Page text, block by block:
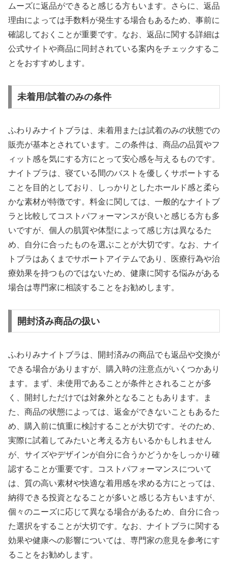
ムーズに返品ができると感じる方もいます。さらに、返品
理由によっては手数料が発生する場合もあるため、事前に
確認しておくことが重要です。なお、返品に関する詳細は
公式サイトや商品に同封されている案内をチェックするこ
とをおすすめします。
未着用/試着のみの条件
ふわりみナイトブラは、未着用または試着のみの状態での
販売が基本とされています。この条件は、商品の品質やフ
ィット感を気にする方にとって安心感を与えるものです。
ナイトブラは、寝ている間のバストを優しくサポートする
ことを目的としており、しっかりとしたホールド感と柔ら
かな素材が特徴です。料金に関しては、一般的なナイトブ
ラと比較してコストパフォーマンスが良いと感じる方も多
いですが、個人の肌質や体型によって感じ方は異なるた
め、自分に合ったものを選ぶことが大切です。なお、ナイ
トブラはあくまでサポートアイテムであり、医療行為や治
療効果を持つものではないため、健康に関する悩みがある
場合は専門家に相談することをお勧めします。
開封済み商品の扱い
ふわりみナイトブラは、開封済みの商品でも返品や交換が
できる場合がありますが、購入時の注意点がいくつかあり
ます。まず、未使用であることが条件とされることが多
く、開封しただけでは対象外となることもあります。ま
た、商品の状態によっては、返金ができないこともあるた
め、購入前に慎重に検討することが大切です。そのため、
実際に試着してみたいと考える方もいるかもしれません
が、サイズやデザインが自分に合うかどうかをしっかり確
認することが重要です。コストパフォーマンスについて
は、質の高い素材や快適な着用感を求める方にとっては、
納得できる投資となることが多いと感じる方もいますが、
個々のニーズに応じて異なる場合があるため、自分に合っ
た選択をすることが大切です。なお、ナイトブラに関する
効果や健康への影響については、専門家の意見を参考にす
ることをお勧めします。